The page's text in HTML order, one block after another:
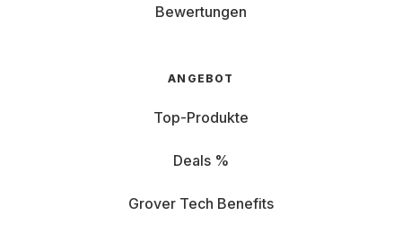
Bewertungen
ANGEBOT
Top-Produkte
Deals %
Grover Tech Benefits